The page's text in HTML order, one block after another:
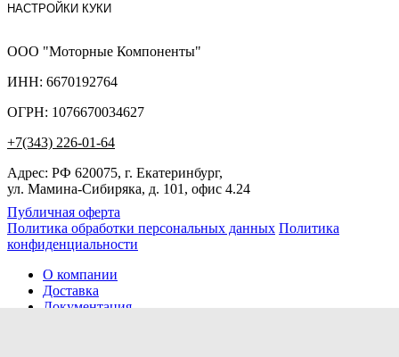
НАСТРОЙКИ КУКИ
ООО "Моторные Компоненты"
ИНН: 6670192764
ОГРН: 1076670034627
+7(343) 226-01-64
Адрес: РФ 620075, г. Екатеринбург,
ул. Мамина-Сибиряка, д. 101, офис 4.24
Публичная оферта
Политика обработки персональных данных Политика
конфиденциальности
О компании
Доставка
Документация